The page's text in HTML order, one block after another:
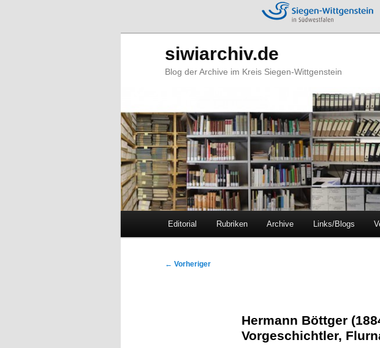
siwiarchiv.de
Blog der Archive im Kreis Siegen-Wittgenstein
Zum
Zum
Editorial Rubriken Archive Links/Blogs
Beitragsnavigation
← Vorheriger
Hermann Böttger
Vorgeschichtler,